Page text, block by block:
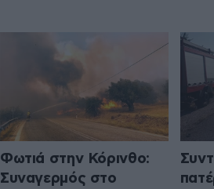
Φωτιά στην Κόρινθο:
Συναγερμός στο